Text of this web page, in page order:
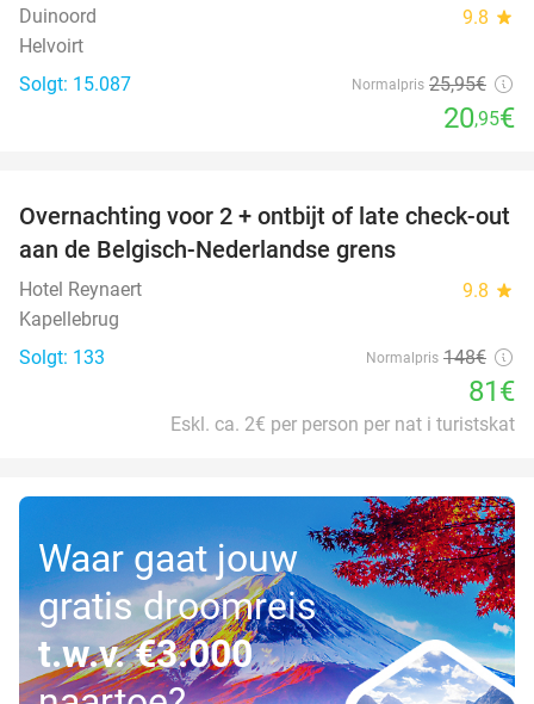
Duinoord 9.8 star
Helvoirt
Solgt: 15.087
Normalpris 25,95€
20,95€
45%
Overnachting voor 2 + ontbijt of late check-out
aan de Belgisch-Nederlandse grens
Hotel Reynaert 9.8 star
Kapellebrug
Solgt: 133
Normalpris 148€
81€
Eskl. ca. 2€ per person per nat i turistskat
Waar gaat jouw
gratis droomreis
t.w.v. €3.000